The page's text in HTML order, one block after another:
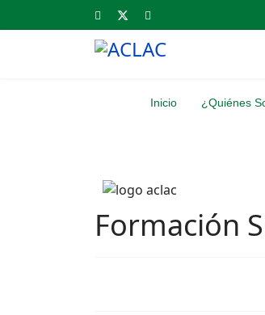
Inicio ¿Quiénes
Formación